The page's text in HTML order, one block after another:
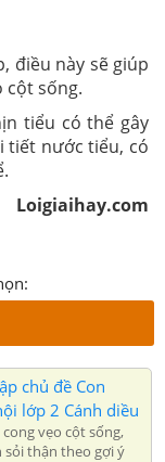
điều này sẽ giúp
cột sống.
tiểu có thể gây
tiết nước tiểu, có
Loigiaihay.com
chủ đề Con
lớp 2 Cánh diều
vẹo cột sống,
sỏi thận theo gợi ý